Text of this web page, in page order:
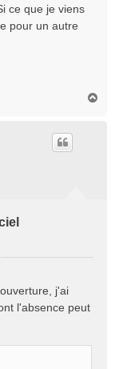
ce que je viens
pour un autre
j'ai
l'absence peut